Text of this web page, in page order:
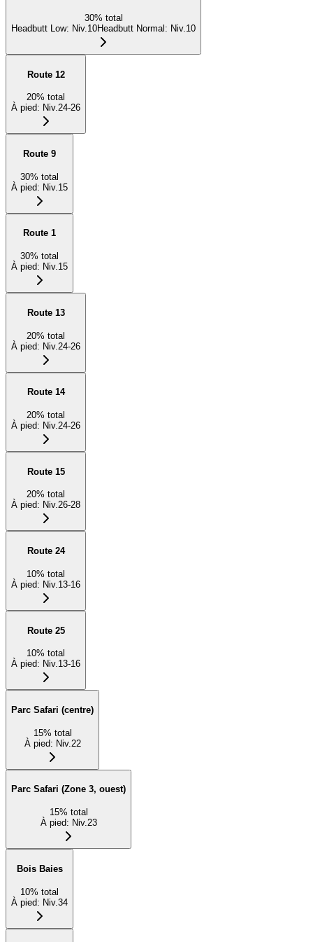
30% total
Headbutt Low: Niv.10Headbutt Normal : Niv.10
Route 12
20% total
À pied: Niv.24-26
Route 9
30% total
À pied: Niv.15
Route 1
30% total
À pied: Niv.15
Route 13
20% total
À pied: Niv.24-26
Route 14
20% total
À pied: Niv.24-26
Route 15
20% total
À pied: Niv.26-28
Route 24
10% total
À pied: Niv.13-16
Route 25
10% total
À pied: Niv.13-16
Parc Safari (centre)
15% total
À pied: Niv.22
Parc Safari (Zone 3, ouest)
15% total
À pied: Niv.23
Bois Baies
10% total
À pied: Niv.34